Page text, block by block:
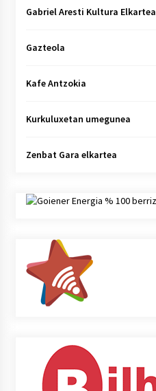
Gabriel Aresti Kultura Elkartea
Gazteola
Kafe Antzokia
Kurkuluxetan umegunea
Zenbat Gara elkartea